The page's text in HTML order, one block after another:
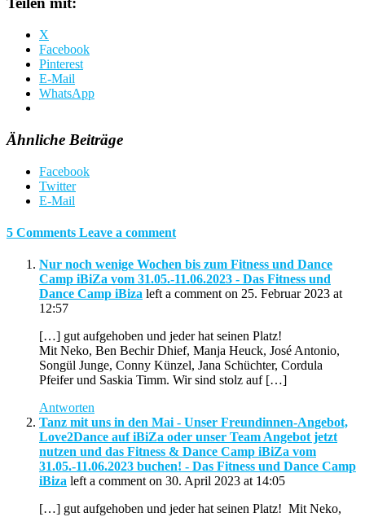
X
Facebook
Pinterest
E-Mail
WhatsApp
Ähnliche Beiträge
Facebook
Twitter
E-Mail
5 Comments Leave a comment
Nur noch wenige Wochen bis zum Fitness und Dance
Camp iBiZa vom 31.05.-11.06.2023 - Das Fitness und
Dance Camp iBiza left a comment on 25. Februar 2023 at
12:57
[…] gut aufgehoben und jeder hat seinen Platz!
Mit Neko, Ben Bechir Dhief, Manja Heuck, José Antonio,
Songül Junge, Conny Künzel, Jana Schüchter, Cordula
Pfeifer und Saskia Timm. Wir sind stolz auf […]
Antworten
Tanz mit uns in den Mai - Unser Freundinnen-Angebot,
Love2Dance auf iBiZa oder unser Team Angebot jetzt
nutzen und das Fitness & Dance Camp iBiZa vom
31.05.-11.06.2023 buchen! - Das Fitness und Dance Camp
iBiza left a comment on 30. April 2023 at 14:05
[…] gut aufgehoben und jeder hat seinen Platz! Mit Neko,